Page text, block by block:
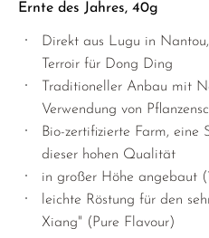
Ernte des Jahres, 40g
Direkt aus Lugu in
Terroir für Dong Ding
Traditioneller Anbau mit
Verwendung von
Bio-zertifizierte Farm, eine
dieser hohen Qualität
in großer Höhe angebaut
leichte Röstung für den
Xiang" (Pure Flavour)